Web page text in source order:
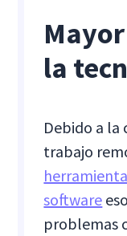
la
Debido a la
trabajo
software
problemas